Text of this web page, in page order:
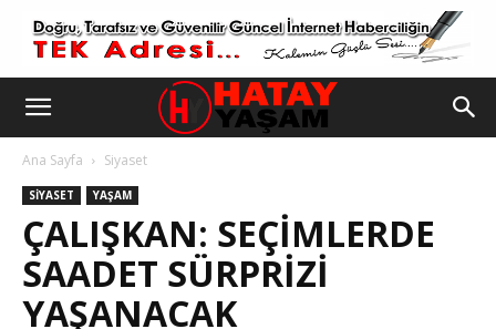
Ana Sayfa Siyaset
SIYASET YAŞAM
ÇALIŞKAN: SEÇİMLERDE
SAADET SÜRPRİZİ
YAŞANACAK